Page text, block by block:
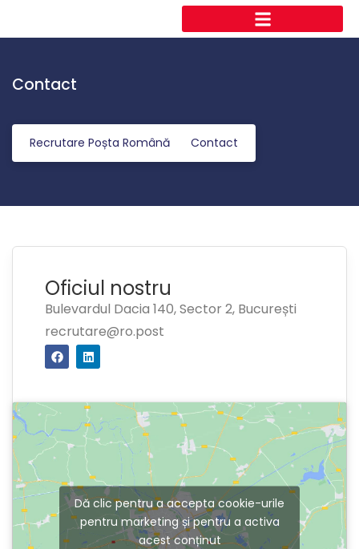
Contact
Recrutare Poșta Română Contact
Oficiul nostru
Bulevardul Dacia 140, Sector 2, București
recrutare@ro.post
Dă clic pentru a accepta cookie-urile
pentru marketing și pentru a activa
acest conținut